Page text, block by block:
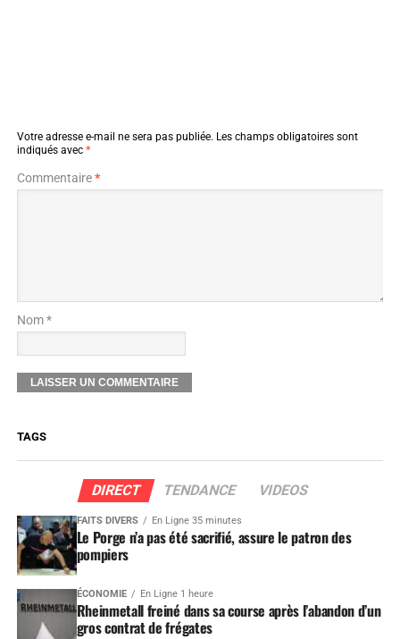
Votre adresse e-mail ne sera pas publiée. Les champs obligatoires sont
indiqués avec *
Commentaire*
Nom *
TAGS
DIRECT TENDANCE VIDEOS
FAITS DIVERS En Ligne 35 minutes
Le Porge n’a pas été sacrifié, assure le patron des
pompiers
ÉCONOMIE En Ligne 1 heure
Rheinmetall freiné dans sa course après l’abandon d’un
gros contrat de frégates